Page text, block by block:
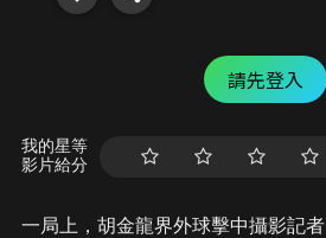
請先登入
我的星等
影片給分
一局上，胡金龍界外球擊中攝影記者